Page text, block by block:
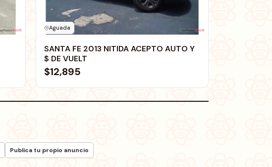
Aguada
SANTA FE 2013 NITIDA ACEPTO AUTO Y
$ DE VUELT
$12,895
Publica tu propio anuncio